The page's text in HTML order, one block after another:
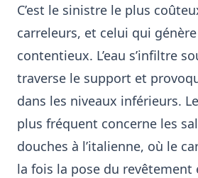
C’est le sinistre le plus
carreleurs, et celui qui
contentieux. L’eau s’infiltre
traverse le support et
dans les niveaux inférieurs.
plus fréquent concerne les
douches à l’italienne, où le
la fois la pose du revêtement